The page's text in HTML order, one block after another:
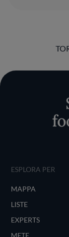
ESPLORA PER
MAPPA
LISTE
EXPERTS
METE